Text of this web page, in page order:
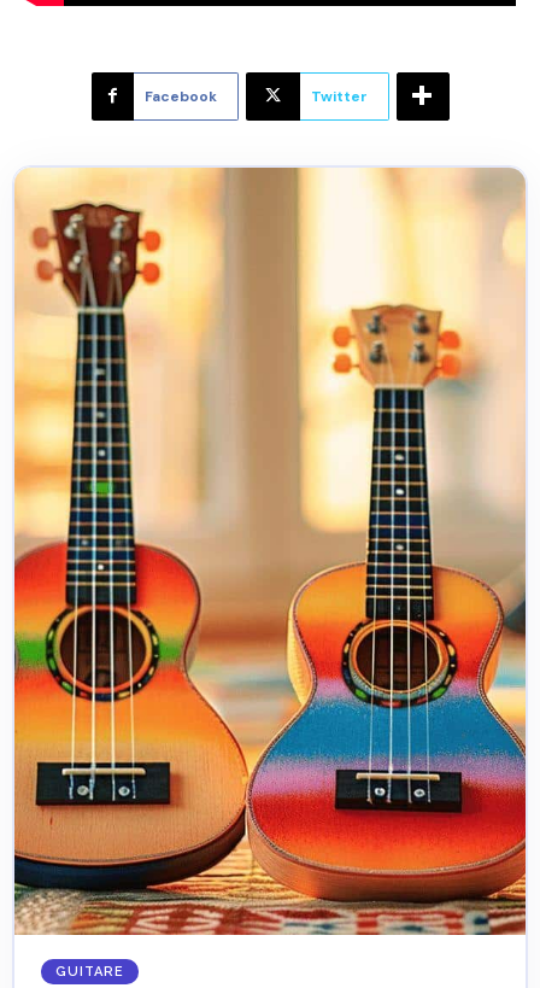
Facebook Twitter
GUITARE